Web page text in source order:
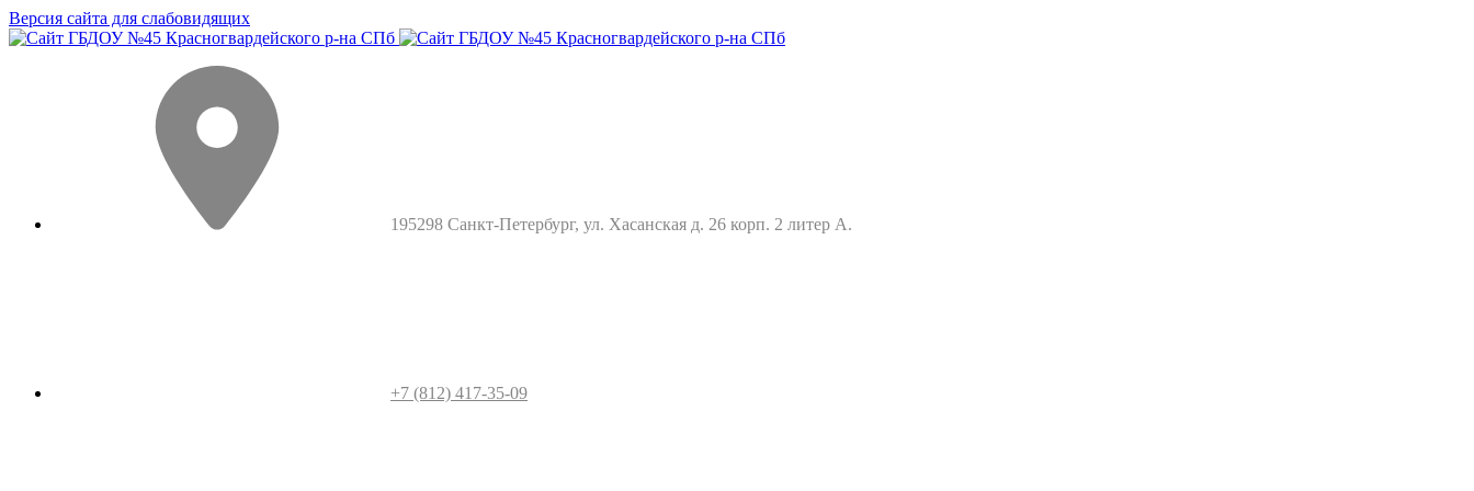
Версия сайта для слабовидящих
195298 Санкт-Петербург, ул. Хасанская д. 26 корп. 2 литер А.
+7 (812) 417-35-09